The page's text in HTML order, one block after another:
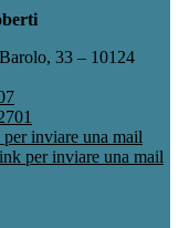
33 – 10124
inviare una mail
per inviare una mail